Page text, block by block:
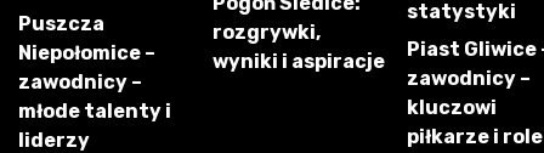
Puszcza
Niepołomice –
zawodnicy –
młode talenty i
liderzy
rozgrywki,
wyniki i aspiracje
statystyki
Piast Gliwice
zawodnicy –
kluczowi
piłkarze i role